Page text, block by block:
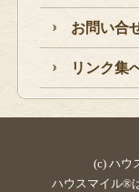
お問い合
リンク集
(c) ハウ
ハウスマイル®